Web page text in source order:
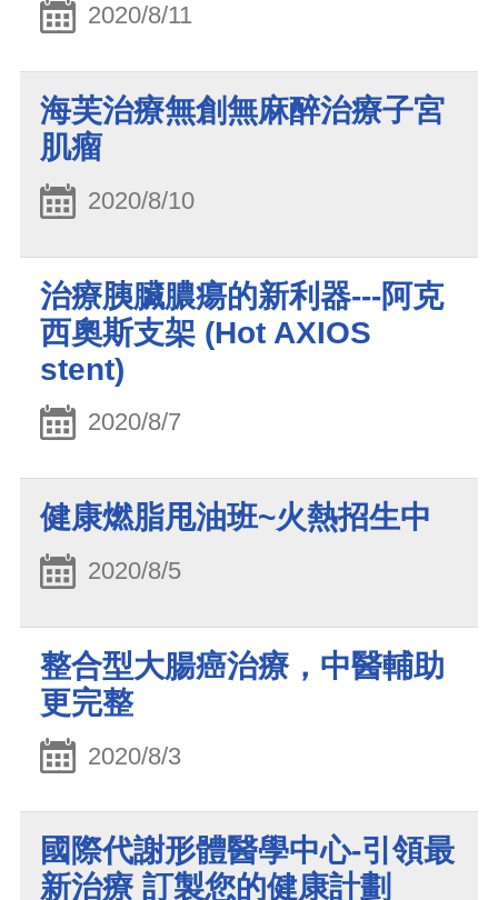
2020/8/11
海芙治療無創無麻醉治療子宮
肌瘤
2020/8/10
治療胰臟膿瘍的新利器---阿克
西奧斯支架 (Hot AXIOS
stent)
2020/8/7
健康燃脂甩油班~火熱招生中
2020/8/5
整合型大腸癌治療，中醫輔助
更完整
2020/8/3
國際代謝形體醫學中心-引領最
新治療 訂製您的健康計劃